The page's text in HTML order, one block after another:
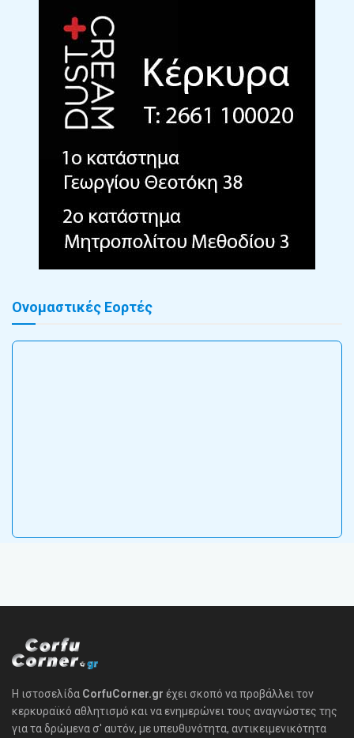
Ονομαστικές Εορτές
Η ιστοσελίδα CorfuCorner.gr έχει σκοπό να προβάλλει τον
κερκυραϊκό αθλητισμό και να ενημερώνει τους αναγνώστες της
για τα δρώμενα σ' αυτόν, με υπευθυνότητα, αντικειμενικότητα